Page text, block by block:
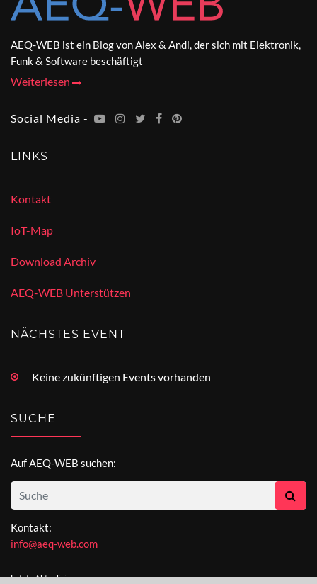
AEQ-WEB ist ein Blog von Alex & Andi, der sich mit Elektronik,
Funk & Software beschäftigt
Weiterlesen
Social Media -
LINKS
Kontakt
IoT-Map
Download Archiv
AEQ-WEB Unterstützen
NÄCHSTES EVENT
Keine zukünftigen Events vorhanden
SUCHE
Auf AEQ-WEB suchen:
Kontakt:
info@aeq-web.com
Letzte Aktualisierung: